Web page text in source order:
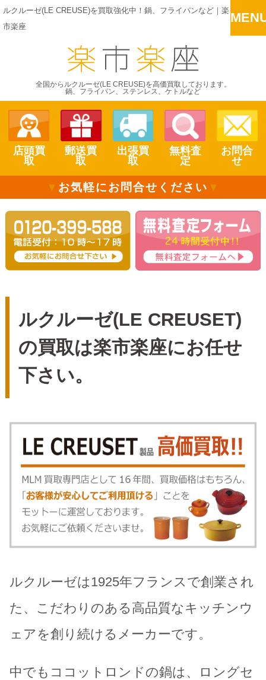
ルクルーゼ(LE CREUSE)を買取強化中！鍋、フライパンなど｜楽
市楽座
全国からルクルーゼ(LE CREUSE)を高価買取しております。
鍋、フライパン、ステンレス、ケトルなど
店頭買
取
郵送買
取
出張買
取
無料査
定
お問合
せ
▼ お気軽にお問合せください ▼
ルクルーゼ(LE CREUSET)
の買取は楽市楽座にお任せ
下さい。
ルクルーゼは1925年フランスで創業され
た、こだわりのある高品質なキッチンウ
ェアを創り続けるメーカーです。
中でもココットロンドの鍋は、ロングセ